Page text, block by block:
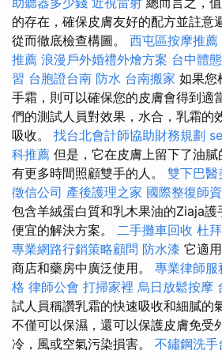
的存在，確保皮膚友好的配方並註意
從而徹底檢查構圖。 西屯區按摩推薦
推薦 浪漫戶外婚禮外燴方案 台中體
習 台胞證台南 防水 台南搬家 如果您
手霜，則可以確保您的皮膚會得到適
們的測試人員對效果，水合，乳霜的
吸收。 找台北會計師協助財務規劃
科推薦 但是，它在皮膚上留下了油
有更多時間照顧雙手的人。 雙下巴醫
徵信公司 產後護理之家 國際整復師
包含羊絨蛋白質和乳木果油的Ziaja
便宜的解決方案。 二手攤車回收 杜
專業網路行銷策略顧問 防水漆 它適
商店和藥房中廣泛使用。 專業律師服
格 律師公會 打掃家裡 烏日放鬆按摩
試人員稱讚乳霜的快速吸收和細膩的
不僅可以保濕，還可以保護皮膚免受
冷，風或空氣污染損害。 不鏽鋼洗手